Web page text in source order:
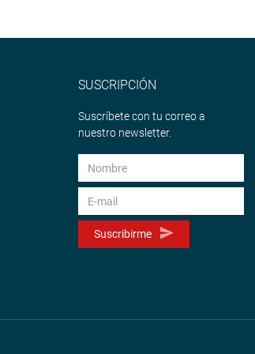
fotografia.asp
SUSCRIPCIÓN
Suscríbete con tu correo a
nuestro newsletter.
Suscribirme